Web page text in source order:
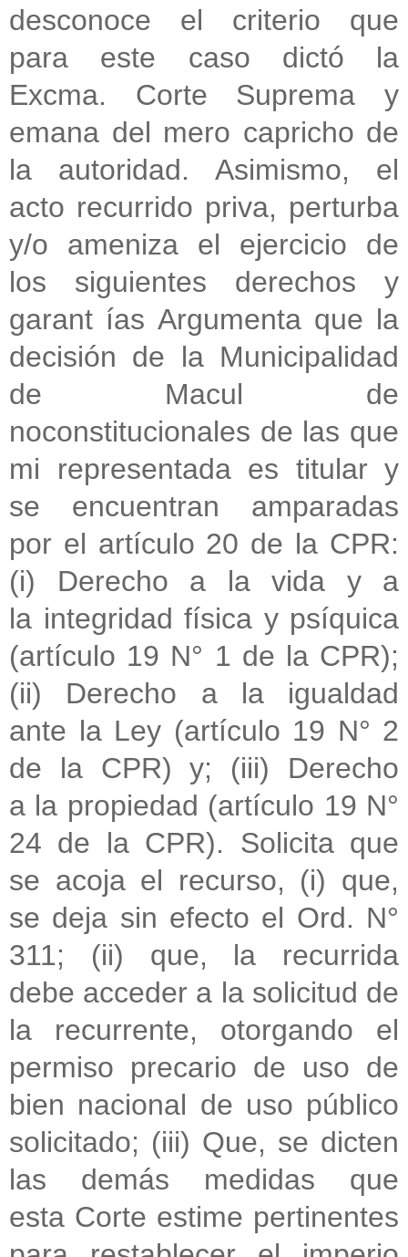
desconoce el criterio que
para este caso dictó la
Excma. Corte Suprema y
emana del mero capricho de
la autoridad. Asimismo, el
acto recurrido priva, perturba
y/o ameniza el ejercicio de
los siguientes derechos y
garant ías Argumenta que la
decisión de la Municipalidad
de Macul de
noconstitucionales de las que
mi representada es titular y
se encuentran amparadas
por el artículo 20 de la CPR:
(i) Derecho a la vida y a
la integridad física y psíquica
(artículo 19 N° 1 de la CPR);
(ii) Derecho a la igualdad
ante la Ley (artículo 19 N° 2
de la CPR) y; (iii) Derecho
a la propiedad (artículo 19 N°
24 de la CPR). Solicita que
se acoja el recurso, (i) que,
se deja sin efecto el Ord. N°
311; (ii) que, la recurrida
debe acceder a la solicitud de
la recurrente, otorgando el
permiso precario de uso de
bien nacional de uso público
solicitado; (iii) Que, se dicten
las demás medidas que
esta Corte estime pertinentes